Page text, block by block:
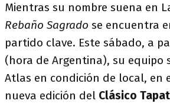
Mientras su nombre suena en
Rebaño Sagrado se encuentra
partido clave. Este sábado, a
(hora de Argentina), su equipo
Atlas en condición de local, en
nueva edición del Clásico